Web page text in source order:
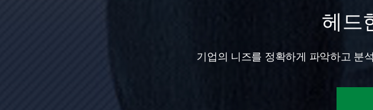
헤드
기업의 니즈를 정확하게 파악하고 분